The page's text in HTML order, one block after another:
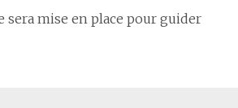
sera mise en place pour guider